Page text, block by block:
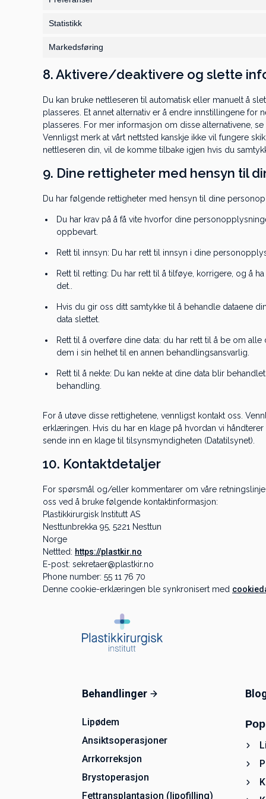
Statistikk
Markedsføring
8. Aktivere/deaktivere og slette
Du kan bruke nettleseren til automatisk eller manuelt å
plasseres. Et annet alternativ er å endre innstillingene
plasseres. For mer informasjon om disse alternativene,
Vennligst merk at vårt nettsted kanskje ikke vil fungere
nettleseren din, vil de komme tilbake igjen hvis du
9. Dine rettigheter med hensyn til
Du har følgende rettigheter med hensyn til dine
Du har krav på å få vite hvorfor dine
oppbevart.
Rett til innsyn: Du har rett til innsyn i dine
Rett til retting: Du har rett til å tilføye, korrigere, og å
det..
Hvis du gir oss ditt samtykke til å behandle dataene
data slettet.
Rett til å overføre dine data: du har rett til å be om
dem i sin helhet til en annen behandlingsansvarlig.
Rett til å nekte: Du kan nekte at dine data blir
behandling.
For å utøve disse rettighetene, vennligst kontakt oss.
erklæringen. Hvis du har en klage på hvordan vi
sende inn en klage til tilsynsmyndigheten (Datatilsynet).
10. Kontaktdetaljer
For spørsmål og/eller kommentarer om våre
oss ved å bruke følgende kontaktinformasjon:
Plastikkirurgisk Institutt AS
Nesttunbrekka 95, 5221 Nesttun
Norge
Nettted: https://plastkir.no
E-post: sekretaer@plastkir.no
Phone number: 55 11 76 70
Denne cookie-erklæringen ble synkronisert med
Behandlinger
Lipødem
Ansiktsoperasjoner
Arrkorreksjon
Brystoperasjon
Fettransplantasjon (lipofilling)